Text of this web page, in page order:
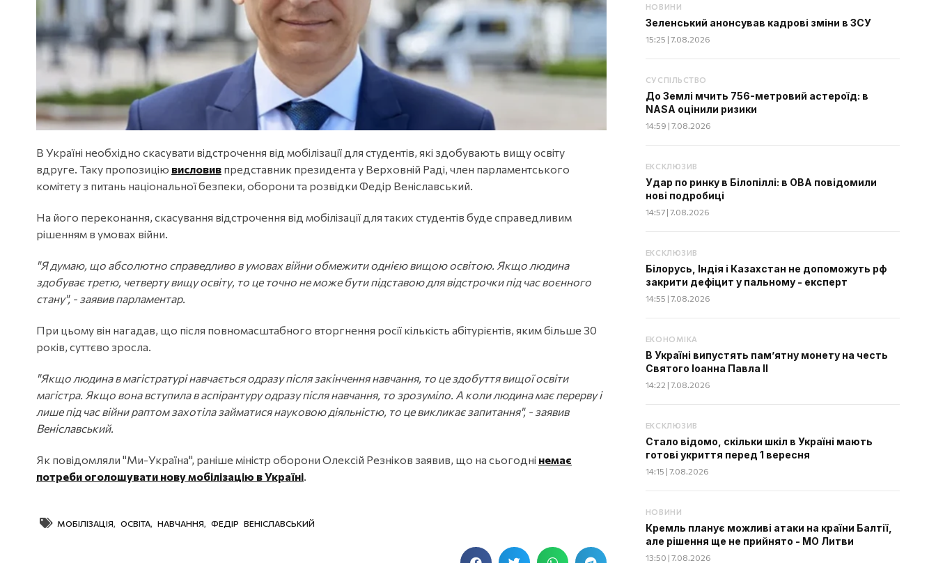
В Україні необхідно скасувати відстрочення від мобілізації для студентів, які здобувають вищу освіту
вдруге. Таку пропозицію висловив представник президента у Верховній Раді, член парламентського
комітету з питань національної безпеки, оборони та розвідки Федір Веніславський.
На його переконання, скасування відстрочення від мобілізації для таких студентів буде справедливим
рішенням в умовах війни.
"Я думаю, що абсолютно справедливо в умовах війни обмежити однією вищою освітою. Якщо людина
здобуває третю, четверту вищу освіту, то це точно не може бути підставою для відстрочки під час воєнного
стану", - заявив парламентар.
При цьому він нагадав, що після повномасштабного вторгнення росії кількість абітурієнтів, яким більше 30
років, суттєво зросла.
"Якщо людина в магістратурі навчається одразу після закінчення навчання, то це здобуття вищої освіти
магістра. Якщо вона вступила в аспірантуру одразу після навчання, то зрозуміло. А коли людина має перерву і
лише під час війни раптом захотіла займатися науковою діяльністю, то це викликає запитання", - заявив
Веніславський.
Як повідомляли "Ми-Україна", раніше міністр оборони Олексій Резніков заявив, що на сьогодні немає
потреби оголошувати нову мобілізацію в Україні.
МОБІЛІЗАЦІЯ, ОСВІТА, НАВЧАННЯ, ФЕДІР ВЕНІСЛАВСЬКИЙ
НОВИНИ
Зеленський анонсував кадрові зміни в ЗСУ
15:25 | 7.08.2026
СУСПІЛЬСТВО
До Землі мчить 756-метровий астероїд: в
NASA оцінили ризики
14:59 | 7.08.2026
ЕКСКЛЮЗИВ
Удар по ринку в Білопіллі: в ОВА повідомили
нові подробиці
14:57 | 7.08.2026
ЕКСКЛЮЗИВ
Білорусь, Індія і Казахстан не допоможуть рф
закрити дефіцит у пальному - експерт
14:55 | 7.08.2026
ЕКОНОМІКА
В Україні випустять пам’ятну монету на честь
Святого Іоанна Павла II
14:22 | 7.08.2026
ЕКСКЛЮЗИВ
Стало відомо, скільки шкіл в Україні мають
готові укриття перед 1 вересня
14:15 | 7.08.2026
НОВИНИ
Кремль планує можливі атаки на країни Балтії,
але рішення ще не прийнято - МО Литви
13:50 | 7.08.2026